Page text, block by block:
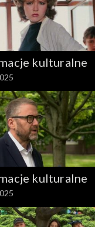
kulturalne
kulturalne